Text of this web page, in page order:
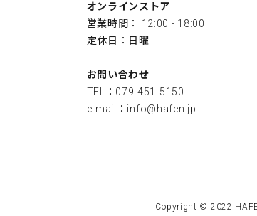
オンラインストア
営業時間： 12:00 - 18:00
定休日：日曜
お問い合わせ
TEL：079-451-5150
e-mail： info@hafen.jp
Copyright © 2022